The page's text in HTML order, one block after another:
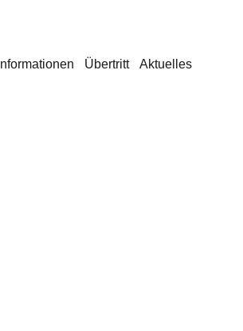
Informationen Übertritt Aktuelles